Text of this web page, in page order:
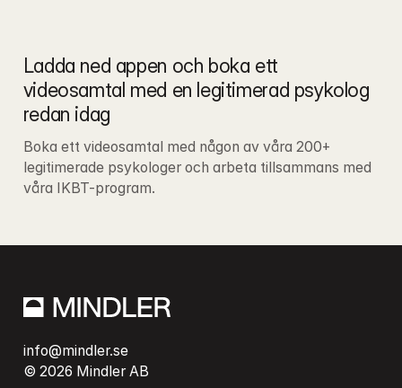
Ladda ned appen och boka ett
videosamtal med en legitimerad psykolog
redan idag
Boka ett videosamtal med någon av våra 200+
legitimerade psykologer och arbeta tillsammans med
våra IKBT-program.
info@mindler.se
© 2026 Mindler AB